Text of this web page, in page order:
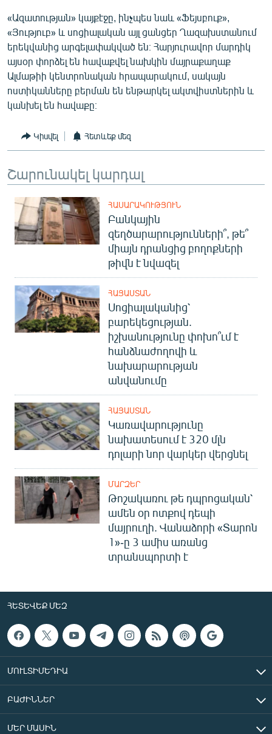
«Ազատության» բոլոր կայքերը
«Ազատության» կայքէջը, ինչպես նաև «Ֆեյսբուք»,
«Յություբ» և սոցիալական այլ ցանցեր Ղազախստանում
երեկվանից արգելափակված են։ Հարյուրավոր մարդիկ
այսօր փորձել են հավաքվել նախկին մայրաքաղաք
Ալմաթիի կենտրոնական հրապարակում, սակայն
ոստիկանները բերման են ենթարկել ակտվիստներին և
կանխել են հավաքը։
Կիսվել Հետևեք մեզ
Շարունակել կարդալ
ՀԱՍԱՐԱԿՈՒԹՅՈՒՆ
Բանկային
զեղծարարությունների՞, թե՞
միայն դրանցից բողոքների
թիվն է նվազել
ՀԱՅԱՍՏԱՆ
Սոցիալականից՝
բարեկեցության.
իշխանությունը փոխո՞ւմ է
հանձնաժողովի և
նախարարության
անվանումը
ՀԱՅԱՍՏԱՆ
Կառավարությունը
նախատեսում է 320 մլն
դոլարի նոր վարկեր վերցնել
ՄԱՐԶԵՐ
Թոշակառու թե դպրոցական՝
ամեն օր ոտքով դեպի
մայրուղի. Վանաձորի «Տարոն
1»-ը 3 ամիս առանց
տրանսպորտի է
ՀԵՏԵՎԵՔ ՄԵԶ
ՄՈՒԼՏԻՄԵԴԻԱ
ԲԱԺԻՆՆԵՐ
ՄԵՐ ՄԱՍԻՆ